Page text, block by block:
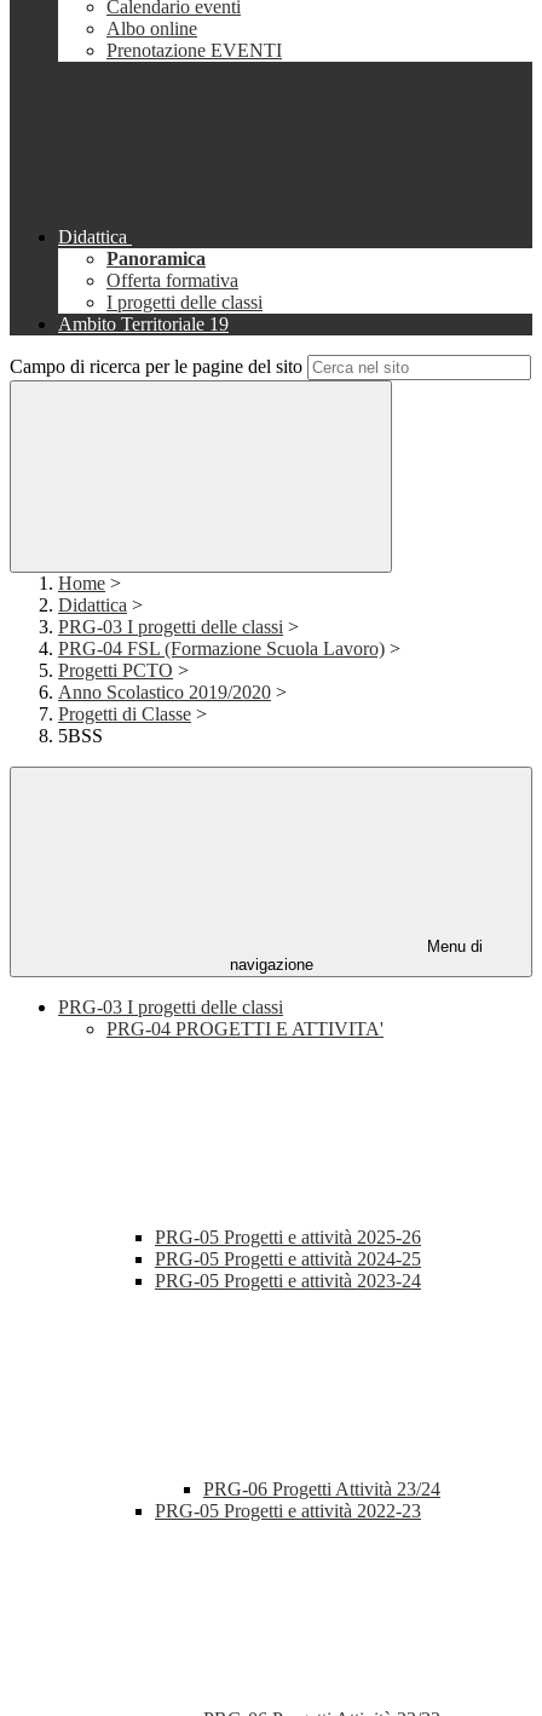
Calendario eventi
Albo online
Prenotazione EVENTI
Didattica
Panoramica
Offerta formativa
I progetti delle classi
Ambito Territoriale 19
Campo di ricerca per le pagine del sito
Home >
Didattica >
PRG-03 I progetti delle classi >
PRG-04 FSL (Formazione Scuola Lavoro) >
Progetti PCTO >
Anno Scolastico 2019/2020 >
Progetti di Classe >
5BSS
Menu di
navigazione
PRG-03 I progetti delle classi
PRG-04 PROGETTI E ATTIVITA'
PRG-05 Progetti e attività 2025-26
PRG-05 Progetti e attività 2024-25
PRG-05 Progetti e attività 2023-24
PRG-06 Progetti Attività 23/24
PRG-05 Progetti e attività 2022-23